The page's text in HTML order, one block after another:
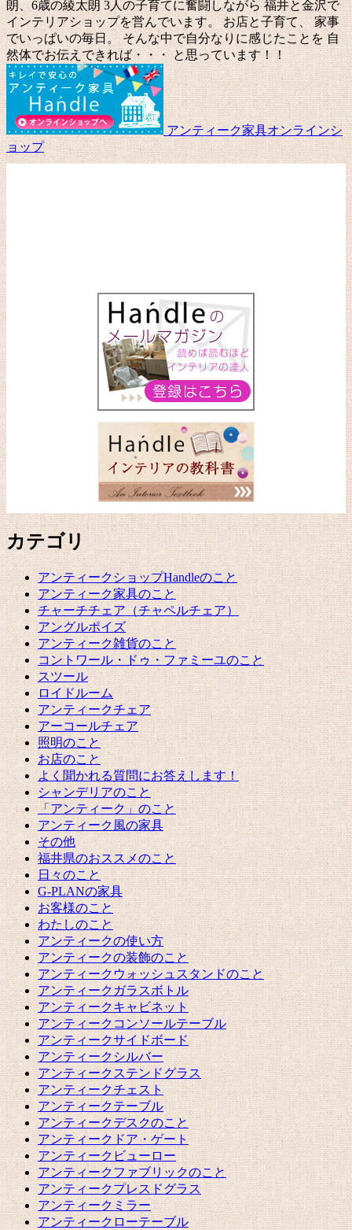
朗、6歳の綾太朗 3人の子育てに奮闘しながら 福井と金沢で
インテリアショップを営んでいます。 お店と子育て、 家事
でいっぱいの毎日。 そんな中で自分なりに感じたことを 自
然体でお伝えできれば・・・ と思っています！！
アンティーク家具オンラインシ
ョップ
カテゴリ
アンティークショップHandleのこと
アンティーク家具のこと
チャーチチェア（チャペルチェア）
アングルポイズ
アンティーク雑貨のこと
コントワール・ドゥ・ファミーユのこと
スツール
ロイドルーム
アンティークチェア
アーコールチェア
照明のこと
お店のこと
よく聞かれる質問にお答えします！
シャンデリアのこと
「アンティーク」のこと
アンティーク風の家具
その他
福井県のおススメのこと
日々のこと
G-PLANの家具
お客様のこと
わたしのこと
アンティークの使い方
アンティークの装飾のこと
アンティークウォッシュスタンドのこと
アンティークガラスボトル
アンティークキャビネット
アンティークコンソールテーブル
アンティークサイドボード
アンティークシルバー
アンティークステンドグラス
アンティークチェスト
アンティークテーブル
アンティークデスクのこと
アンティークドア・ゲート
アンティークビューロー
アンティークファブリックのこと
アンティークプレスドグラス
アンティークミラー
アンティークローテーブル